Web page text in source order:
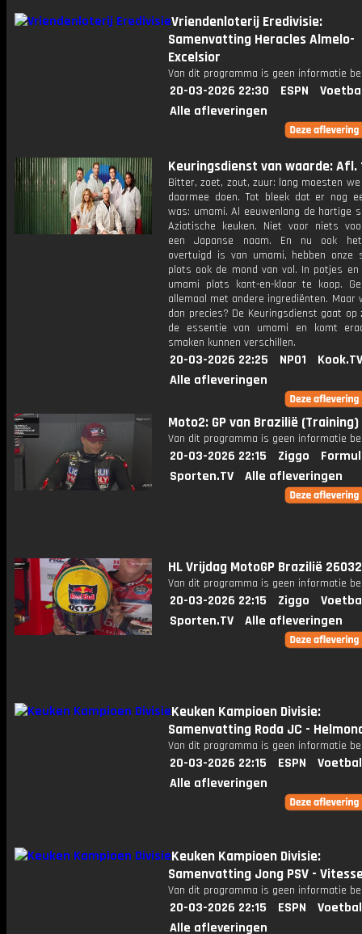
Vriendenloterij Eredivisie:
Samenvatting Heracles Almelo-
Excelsior
Van dit programma is geen informatie
20-03-2026 22:30 ESPN
Alle afleveringen
Keuringsdienst van waarde: Afl.
Bitter, zoet, zout, zuur: lang moesten
daarmee doen. Tot bleek dat er nog
was: umami. Al eeuwenlang de hartige
Aziatische keuken. Niet voor niets
een Japanse naam. En nu ook
overtuigd is van umami, hebben onze
plots ook de mond van vol. In potjes
umami plots kant-en-klaar te koop.
allemaal met andere ingrediënten. Maar
dan precies? De Keuringsdienst gaat op
de essentie van umami en komt
smaken kunnen verschillen.
20-03-2026 22:25 NPO1
Kook.TV
Alle afleveringen
Moto2: GP van Brazilië (Training)
Van dit programma is geen informatie
20-03-2026 22:15 Ziggo
Sporten.TV
Alle afleveringen
HL Vrijdag MotoGP Brazilië
Van dit programma is geen informatie
20-03-2026 22:15 Ziggo
Sporten.TV
Alle afleveringen
Keuken Kampioen Divisie:
Samenvatting Roda JC -
Van dit programma is geen informatie
20-03-2026 22:15 ESPN
Alle afleveringen
Keuken Kampioen Divisie:
Samenvatting Jong PSV -
Van dit programma is geen informatie
20-03-2026 22:15 ESPN
Alle afleveringen